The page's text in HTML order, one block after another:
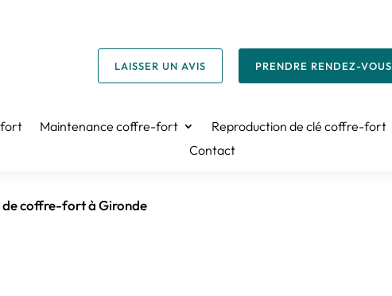
LAISSER UN AVIS PRENDRE RENDEZ-VOUS
Maintenance coffre-fort Reproduction de clé coffre-fort
Contact
coffre-fort à Gironde